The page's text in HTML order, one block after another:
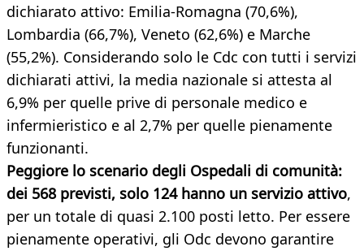
dichiarato attivo: Emilia-Romagna (70,6%),
Lombardia (66,7%), Veneto (62,6%) e Marche
(55,2%). Considerando solo le Cdc con tutti i servizi
dichiarati attivi, la media nazionale si attesta al
6,9% per quelle prive di personale medico e
infermieristico e al 2,7% per quelle pienamente
funzionanti.
Peggiore lo scenario degli Ospedali di comunità:
dei 568 previsti, solo 124 hanno un servizio attivo,
per un totale di quasi 2.100 posti letto. Per essere
pienamente operativi, gli Odc devono garantire